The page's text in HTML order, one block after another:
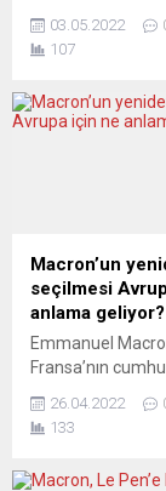
bölgelerde ilk
çoğunluk sol
verirken, ikinci
Le Pen oyların
ilişkilerinde
krizi de ortaya
FIGARO (Fransa)
03.05.2022
107
Macron’un
seçilmesi
anlama geliyor?
Emmanuel
Fransa’nın
Seçimin ikinci
ulaştığı yüzde
26.04.2022
133